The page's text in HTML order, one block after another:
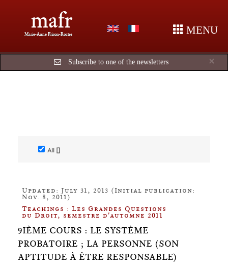
mafr
Marie-Anne Frison-Roche MENU
×
Subscribe to one of the newsletters
All []
Updated: July 31, 2013 (Initial publication:
Nov. 8, 2011)
Teachings : Les Grandes Questions
du Droit, semestre d'automne 2011
9IÈME COURS : LE SYSTÈME
PROBATOIRE ; LA PERSONNE (SON
APTITUDE À ÊTRE RESPONSABLE)